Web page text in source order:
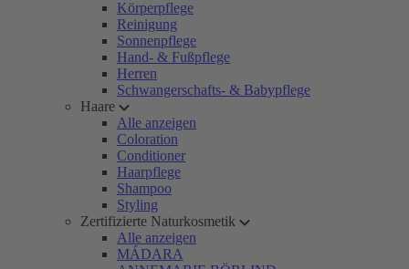
Körperpflege
Reinigung
Sonnenpflege
Hand- & Fußpflege
Herren
Schwangerschafts- & Babypflege
Haare
Alle anzeigen
Coloration
Conditioner
Haarpflege
Shampoo
Styling
Zertifizierte Naturkosmetik
Alle anzeigen
MÁDARA